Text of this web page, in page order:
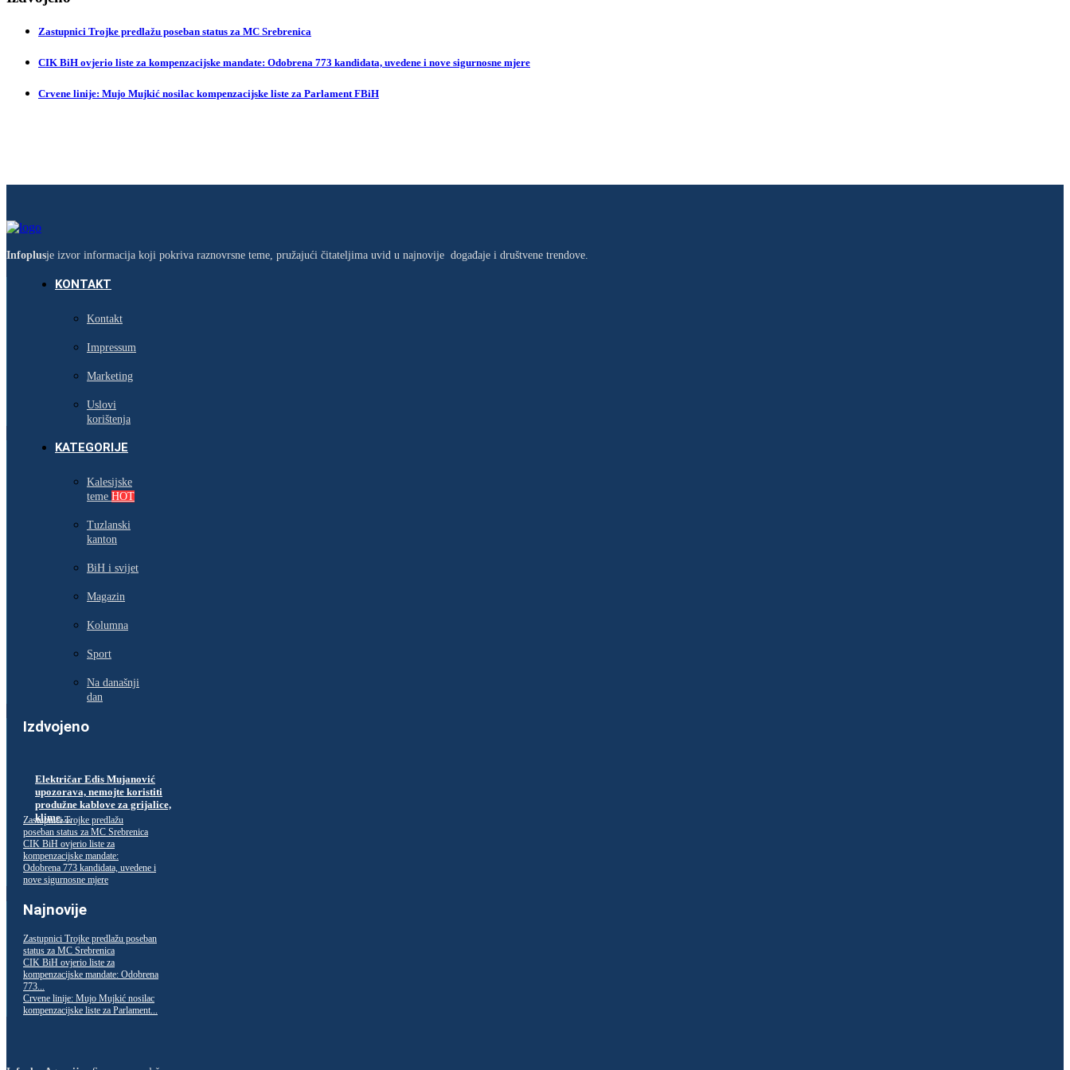
Zastupnici Trojke predlažu poseban status za MC Srebrenica
CIK BiH ovjerio liste za kompenzacijske mandate: Odobrena 773 kandidata, uvedene i nove sigurnosne mjere
Crvene linije: Mujo Mujkić nosilac kompenzacijske liste za Parlament FBiH
Infoplusje izvor informacija koji pokriva raznovrsne teme, pružajući čitateljima uvid u najnovije događaje i društvene trendove.
KONTAKT
Kontakt
Impressum
Marketing
Uslovi
korištenja
KATEGORIJE
Kalesijske
teme HOT
Tuzlanski
kanton
BiH i svijet
Magazin
Kolumna
Sport
Na današnji
dan
Izdvojeno
Električar Edis Mujanović
upozorava, nemojte koristiti
produžne kablove za grijalice,
klime…
Zastupnici Trojke predlažu
poseban status za MC Srebrenica
CIK BiH ovjerio liste za
kompenzacijske mandate:
Odobrena 773 kandidata, uvedene i
nove sigurnosne mjere
Najnovije
Zastupnici Trojke predlažu poseban
status za MC Srebrenica
CIK BiH ovjerio liste za
kompenzacijske mandate: Odobrena
773...
Crvene linije: Mujo Mujkić nosilac
kompenzacijske liste za Parlament...